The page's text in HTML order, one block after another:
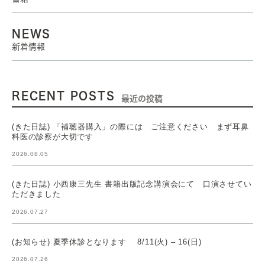
NEWS
新着情報
RECENT POSTS 最近の投稿
(きた日誌) 「補聴器購入」の際には ご注意ください まず耳鼻
科医の診察が大切です
2026.08.05
(きた日誌) 小西康三先生 書籍出版記念講演会にて 口演させてい
ただきました
2026.07.27
(お知らせ) 夏季休診となります 8/11(火) – 16(日)
2026.07.26